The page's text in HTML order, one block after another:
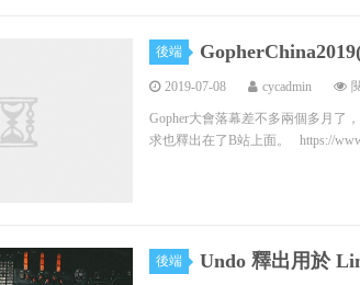
後端
2019-07-08 cycadmin
Gopher大會落幕差不多兩個多月了
求也釋出在了B站上面。 https://
後端 Undo 釋出用於